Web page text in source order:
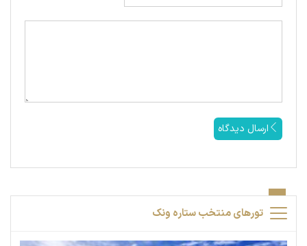
ارسال دیدگاه
تورهای منتخب ستاره ونک